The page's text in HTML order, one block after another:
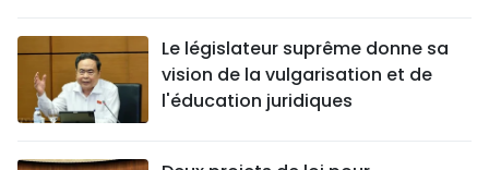
Le législateur suprême donne sa
vision de la vulgarisation et de
l'éducation juridiques